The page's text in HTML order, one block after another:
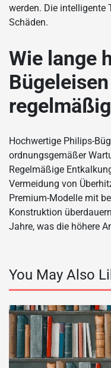
werden. Die intelligente
Schäden.
Wie lange
Hochwertige Philips-
ordnungsgemäßer
Regelmäßige
Vermeidung von
Premium-Modelle mit
Konstruktion
Jahre, was die höhere
You May Also